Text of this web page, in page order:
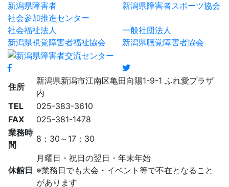
新潟県障害者
社会参加推進センター
新潟県障害者スポーツ協会
社会福祉法人
新潟県視覚障害者福祉協会
一般社団法人
新潟県聴覚障害者協会
住所
新潟県新潟市江南区亀田向陽1-9-1 ふれ愛プラザ
内
TEL
025-383-3610
FAX
025-381-1478
業務時
間
8：30～17：30
休館日
月曜日・祝日の翌日・年末年始
※業務日でも大会・イベント等で不在となること
があります